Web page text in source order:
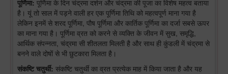
पूर्णिमा: पूर्णिमा के दिन चंद्रमा दर्शन और चंद्रमा की पूजा का विशेष महत्व बताया
है। यूं तो साल में पड़ने वाली हर एक पूर्णिमा तिथि को महत्वपूर्ण माना गया है
लेकिन इनमें से शरद पूर्णिमा, पौष पूर्णिमा और कार्तिक पूर्णिमा का दर्जा सबसे ऊपर
का माना गया है। पूर्णिमा व्रत को करने से व्यक्ति के जीवन में सुख, समृद्धि,
आर्थिक संपन्नता, चंद्रमा सी शीतलता मिलती है और साथ ही कुंडली में चंद्रमा से
बनने वाले दोषों से भी छुटकारा मिलता है।
संकष्टि चतुर्थी: संकष्टि चतुर्थी का व्रत प्रत्येक माह में किया जाता है और यह